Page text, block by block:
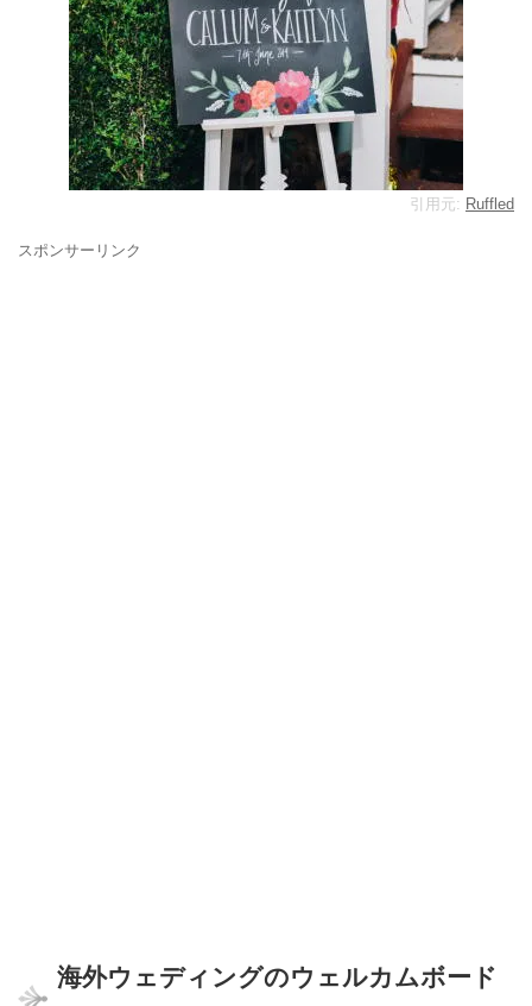
引用元: Ruffled
スポンサーリンク
海外ウェディングのウェルカムボード